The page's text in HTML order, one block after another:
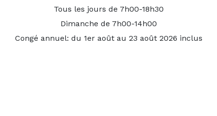
Tous les jours de 7h00-18h30
Dimanche de 7h00-14h00
Congé annuel: du 1er août au 23 août 2026 inclus